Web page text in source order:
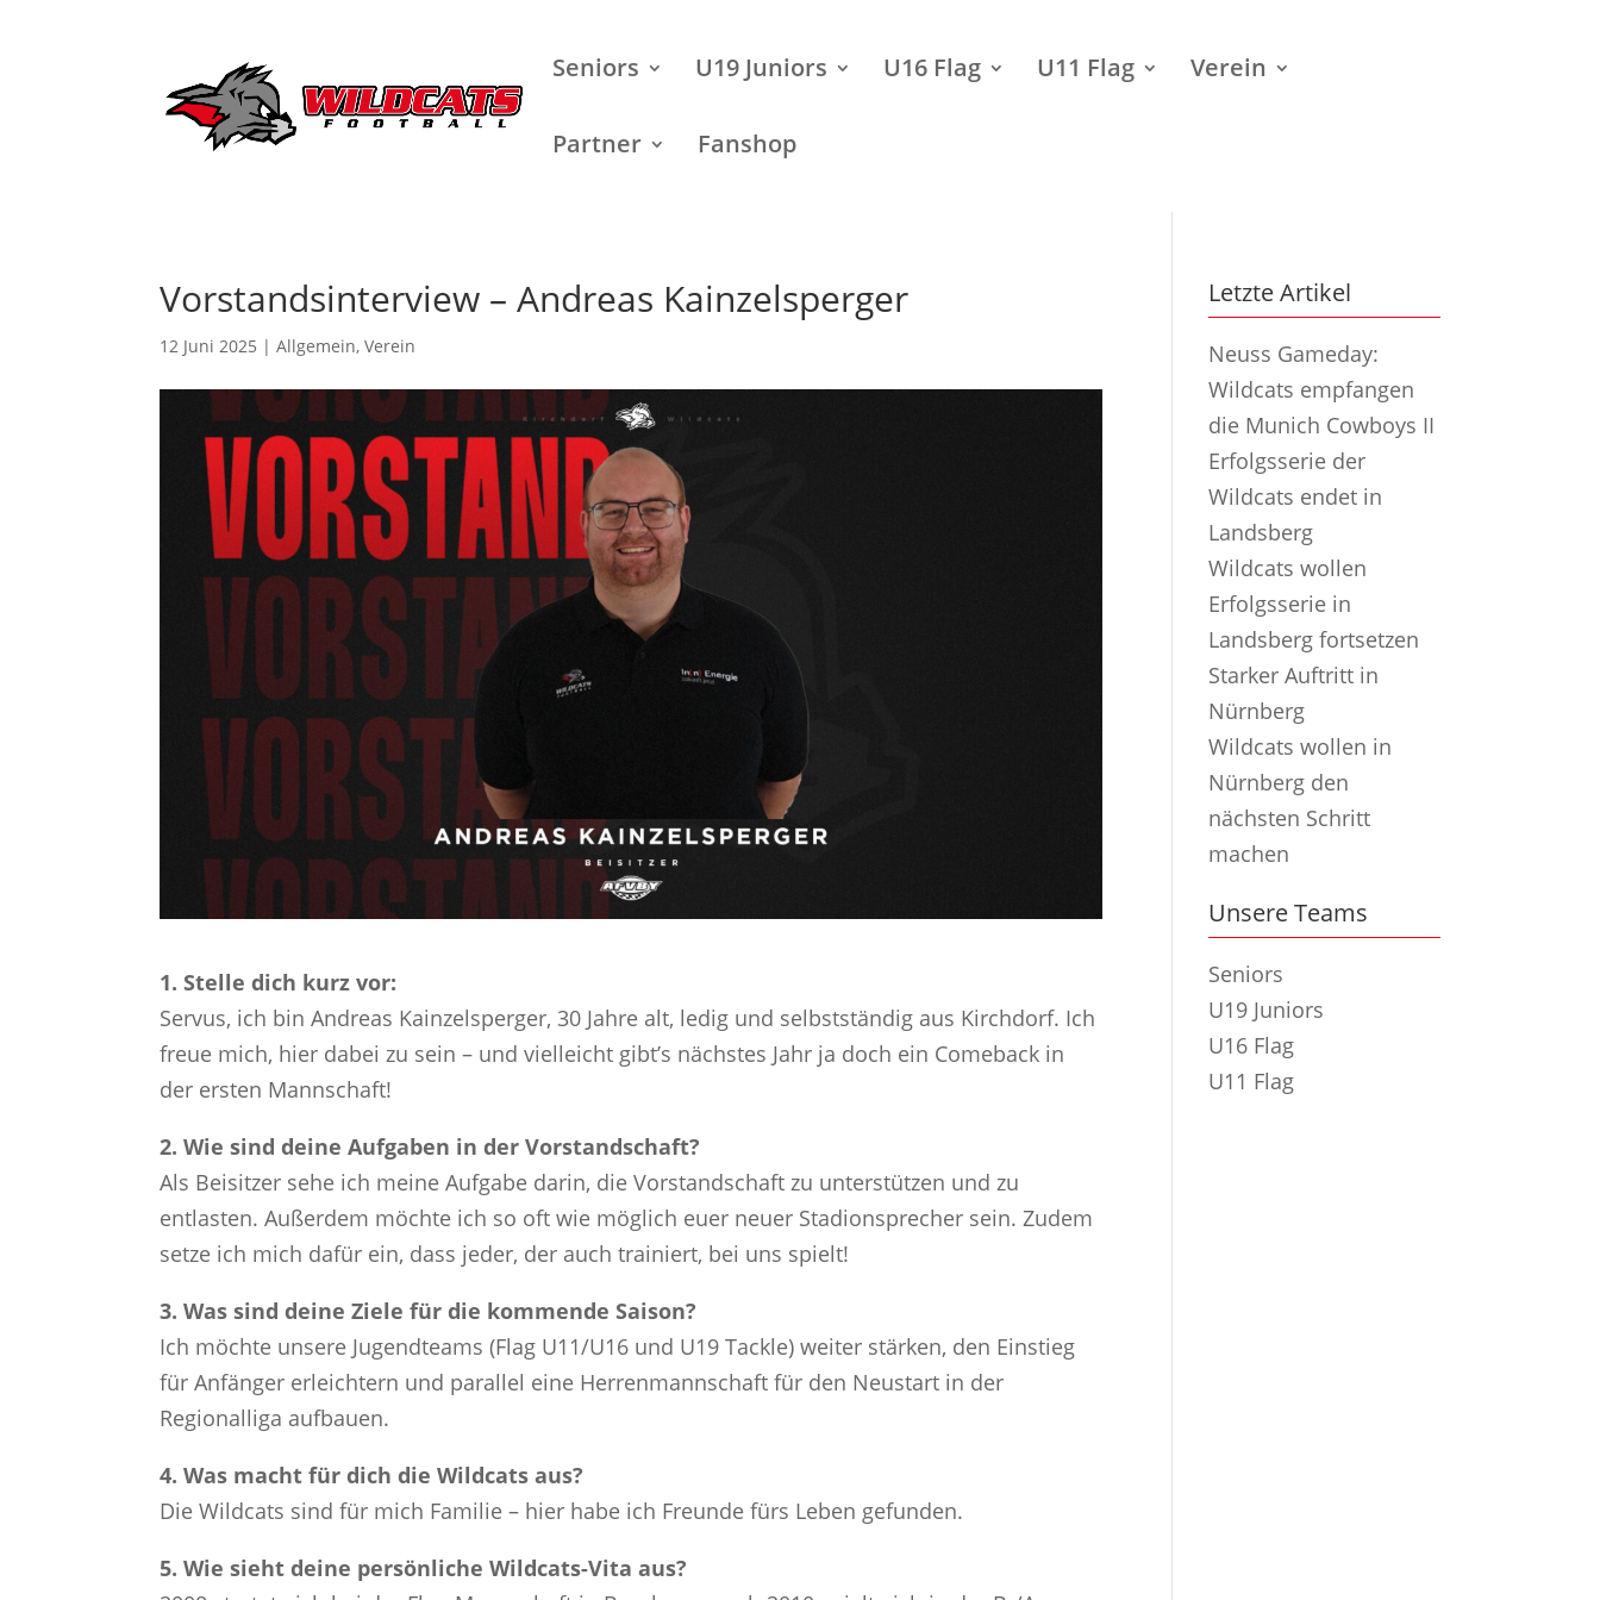
Seniors U19 Juniors U16 Flag U11 Flag Verein
Partner Fanshop
Vorstandsinterview – Andreas Kainzelsperger
12 Juni 2025 |Allgemein,Verein
1. Stelle dich kurz vor:
Servus, ich bin Andreas Kainzelsperger, 30 Jahre alt, ledig und selbstständig aus Kirchdorf. Ich
freue mich, hier dabei zu sein – und vielleicht gibt’s nächstes Jahr ja doch ein Comeback in
der ersten Mannschaft!
2. Wie sind deine Aufgaben in der Vorstandschaft?
Als Beisitzer sehe ich meine Aufgabe darin, die Vorstandschaft zu unterstützen und zu
entlasten. Außerdem möchte ich so oft wie möglich euer neuer Stadionsprecher sein. Zudem
setze ich mich dafür ein, dass jeder, der auch trainiert, bei uns spielt!
3. Was sind deine Ziele für die kommende Saison?
Ich möchte unsere Jugendteams (Flag U11/U16 und U19 Tackle) weiter stärken, den Einstieg
für Anfänger erleichtern und parallel eine Herrenmannschaft für den Neustart in der
Regionalliga aufbauen.
4. Was macht für dich die Wildcats aus?
Die Wildcats sind für mich Familie – hier habe ich Freunde fürs Leben gefunden.
5. Wie sieht deine persönliche Wildcats-Vita aus?
Letzte Artikel
Neuss Gameday:
Wildcats empfangen
die Munich Cowboys II
Erfolgsserie der
Wildcats endet in
Landsberg
Wildcats wollen
Erfolgsserie in
Landsberg fortsetzen
Starker Auftritt in
Nürnberg
Wildcats wollen in
Nürnberg den
nächsten Schritt
machen
Unsere Teams
Seniors
U19 Juniors
U16 Flag
U11 Flag